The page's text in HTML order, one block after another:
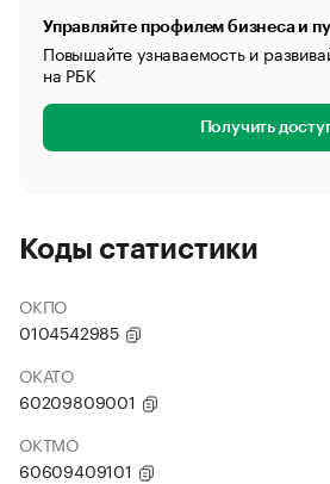
Управляйте профилем бизнеса и
Повышайте узнаваемость и
на РБК
Получить
Коды статистики
ОКПО
0104542985
ОКАТО
60209809001
ОКТМО
60609409101